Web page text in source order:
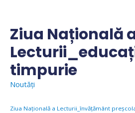
contentZiua Națională
timpurie
Noutăți
Ziua Națională a Lecturii_învățământ